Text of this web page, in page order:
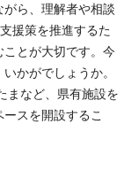
ら、理解者や相談
援策を推進するた
とが大切です。今
かがでしょうか。
まなど、県有施設を
スを開設するこ